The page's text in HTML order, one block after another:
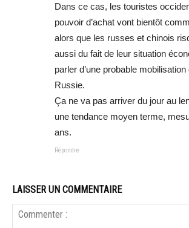
Dans ce cas, les touristes
pouvoir d’achat vont bientôt
alors que les russes et chinois
aussi du fait de leur situation
parler d’une probable
Russie.
Ça ne va pas arriver du jour au
une tendance moyen terme,
ans.
Répondre
LAISSER UN COMMENTAIRE